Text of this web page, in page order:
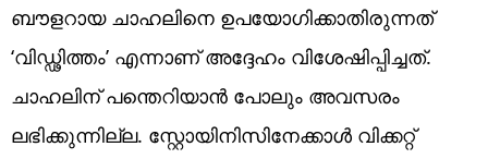
ബൗളറായ ചാഹലിനെ ഉപയോഗിക്കാതിരുന്നത്
‘വിഡ്ഢിത്തം’ എന്നാണ് അദ്ദേഹം വിശേഷിപ്പിച്ചത്.
ചാഹലിന് പന്തെറിയാൻ പോലും അവസരം
ലഭിക്കുന്നില്ല. സ്റ്റോയിനിസിനേക്കാൾ വിക്കറ്റ്